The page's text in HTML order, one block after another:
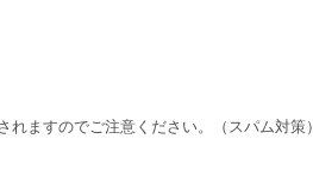
れますのでご注意ください。（スパム対策）